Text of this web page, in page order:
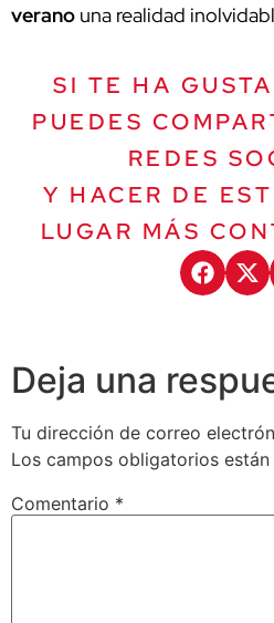
verano una realidad
SI TE HA
PUEDES
REDES
Y HACER DE
LUGAR MÁS
Deja una
Tu dirección de correo
Los campos obligatorios
Comentario *